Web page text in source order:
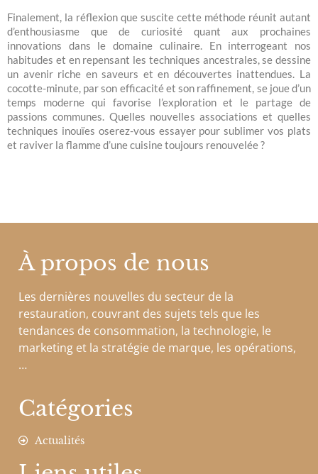
Finalement, la réflexion que suscite cette méthode réunit autant
d’enthousiasme que de curiosité quant aux prochaines
innovations dans le domaine culinaire. En interrogeant nos
habitudes et en repensant les techniques ancestrales, se dessine
un avenir riche en saveurs et en découvertes inattendues. La
cocotte-minute, par son efficacité et son raffinement, se joue d’un
temps moderne qui favorise l’exploration et le partage de
passions communes. Quelles nouvelles associations et quelles
techniques inouïes oserez-vous essayer pour sublimer vos plats
et raviver la flamme d’une cuisine toujours renouvelée ?
À propos de nous
Les dernières nouvelles du secteur de la
restauration, couvrant des sujets tels que les
tendances de consommation, la technologie, le
marketing et la stratégie de marque, les opérations,
…
Catégories
Actualités